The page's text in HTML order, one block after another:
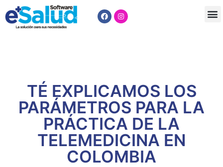
TÉ EXPLICAMOS LOS
PARÁMETROS PARA LA
PRÁCTICA DE LA
TELEMEDICINA EN
COLOMBIA